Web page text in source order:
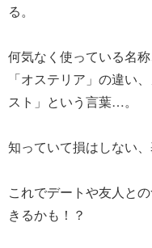
る。
何気なく使っている名
「オステリア」の違い
スト」という言葉…。
知っていて損はしない
これでデートや友人と
きるかも！？